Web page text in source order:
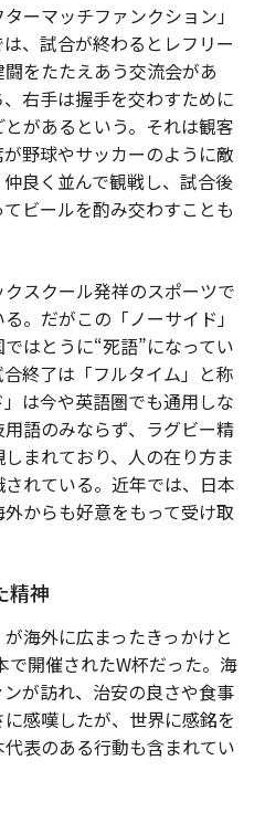
ーマッチファンクション」
、試合が終わるとレフリー
をたたえあう交流会があ
右手は握手を交わすために
があるという。それは観客
野球やサッカーのように敵
良く並んで観戦し、試合後
ビールを酌み交わすことも
スクール発祥のスポーツで
。だがこの「ノーサイド」
はとうに“死語”になってい
終了は「フルタイム」と称
は今や英語圏でも通用しな
語のみならず、ラグビー精
まれており、人の在り方ま
れている。近年では、日本
からも好意をもって受け取
精神
海外に広まったきっかけと
で開催されたW杯だった。海
が訪れ、治安の良さや食事
感嘆したが、世界に感銘を
表のある行動も含まれてい